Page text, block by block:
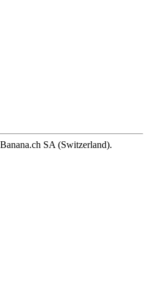
SA (Switzerland).